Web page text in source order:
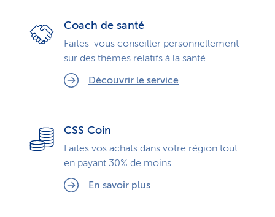
Coach de santé
Faites-vous conseiller personnellement
sur des thèmes relatifs à la santé.
Découvrir le service
CSS Coin
Faites vos achats dans votre région tout
en payant 30% de moins.
En savoir plus